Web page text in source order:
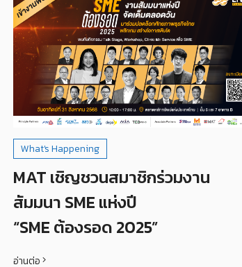
What's Happening
MAT เชิญชวนสมาชิกร่วมงาน
สัมมนา SME แห่งปี
“SME ต้องรอด 2025”
อ่านต่อ